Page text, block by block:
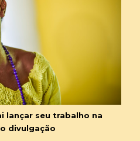
lançar seu trabalho na
divulgação